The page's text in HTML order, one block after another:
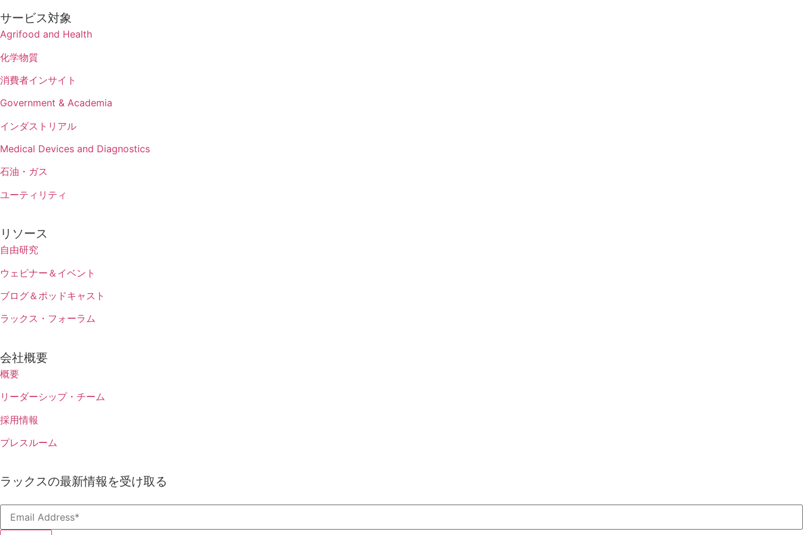
サービス対象
Agrifood and Health
化学物質
消費者インサイト
Government & Academia
インダストリアル
Medical Devices and Diagnostics
石油・ガス
ユーティリティ
リソース
自由研究
ウェビナー＆イベント
ブログ＆ポッドキャスト
ラックス・フォーラム
会社概要
概要
リーダーシップ・チーム
採用情報
プレスルーム
ラックスの最新情報を受け取る